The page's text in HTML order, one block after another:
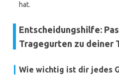
hat.
Entscheidungshilfe:
Tragegurten zu deiner
Wie wichtig ist dir jedes